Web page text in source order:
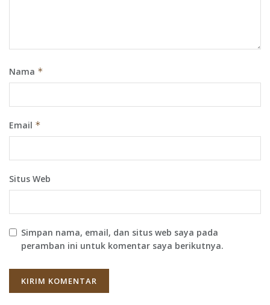
Nama *
Email *
Situs Web
Simpan nama, email, dan situs web saya pada
peramban ini untuk komentar saya berikutnya.